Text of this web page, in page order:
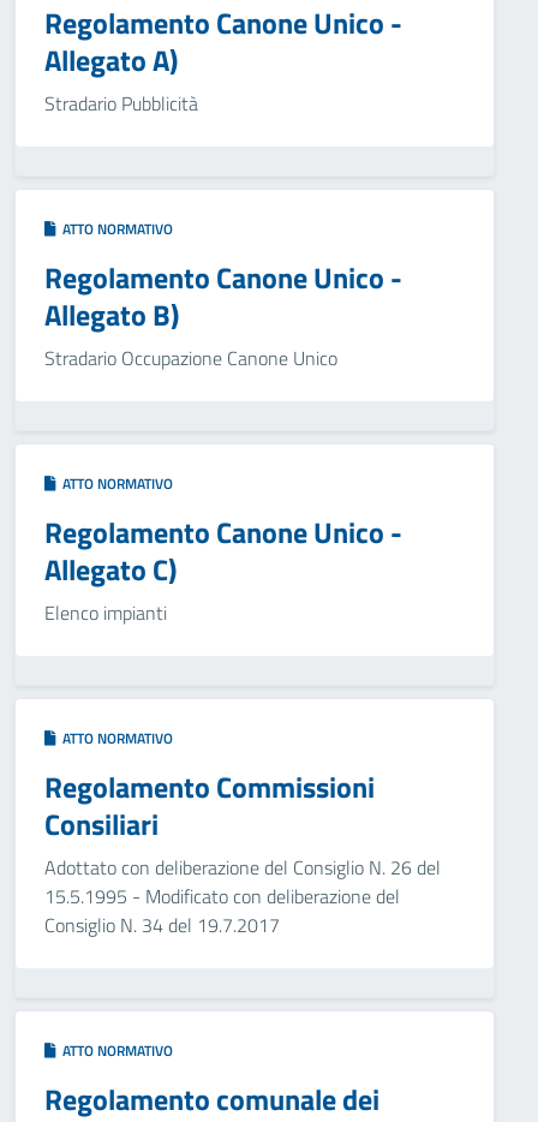
Regolamento Canone Unico -
Allegato A)
Stradario Pubblicità
ATTO NORMATIVO
Regolamento Canone Unico -
Allegato B)
Stradario Occupazione Canone Unico
ATTO NORMATIVO
Regolamento Canone Unico -
Allegato C)
Elenco impianti
ATTO NORMATIVO
Regolamento Commissioni
Consiliari
Adottato con deliberazione del Consiglio N. 26 del
15.5.1995 - Modificato con deliberazione del
Consiglio N. 34 del 19.7.2017
ATTO NORMATIVO
Regolamento comunale dei